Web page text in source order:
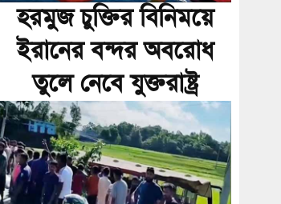
হরমুজ চুক্তির বিনিময়ে
ইরানের বন্দর অবরোধ
তুলে নেবে যুক্তরাষ্ট্র